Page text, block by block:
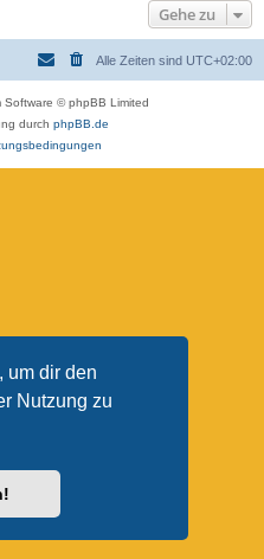
um dir den
Nutzung zu
Gehe zu
Alle Zeiten sind UTC+02:00
Software © phpBB Limited
durch phpBB.de